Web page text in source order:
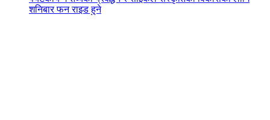
शनिबार फन राइड हुने